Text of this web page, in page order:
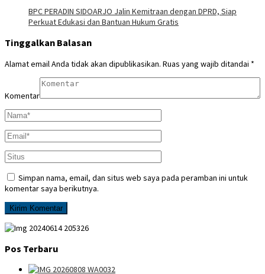
BPC PERADIN SIDOARJO Jalin Kemitraan dengan DPRD, Siap
Perkuat Edukasi dan Bantuan Hukum Gratis
Tinggalkan Balasan
Alamat email Anda tidak akan dipublikasikan. Ruas yang wajib ditandai *
Komentar
Simpan nama, email, dan situs web saya pada peramban ini untuk
komentar saya berikutnya.
Pos Terbaru